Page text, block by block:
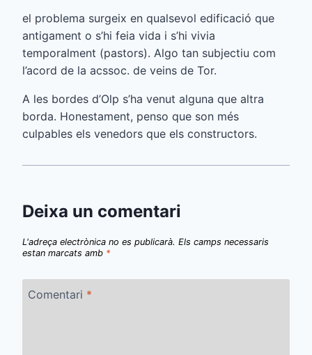
el problema surgeix en qualsevol edificació que
antigament o s’hi feia vida i s’hi vivia
temporalment (pastors). Algo tan subjectiu com
l’acord de la acssoc. de veins de Tor.
A les bordes d’Olp s’ha venut alguna que altra
borda. Honestament, penso que son més
culpables els venedors que els constructors.
Deixa un comentari
L'adreça electrònica no es publicarà. Els camps necessaris
estan marcats amb *
Comentari *